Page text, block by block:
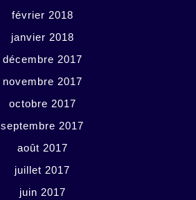
février 2018
janvier 2018
décembre 2017
novembre 2017
octobre 2017
septembre 2017
août 2017
juillet 2017
juin 2017